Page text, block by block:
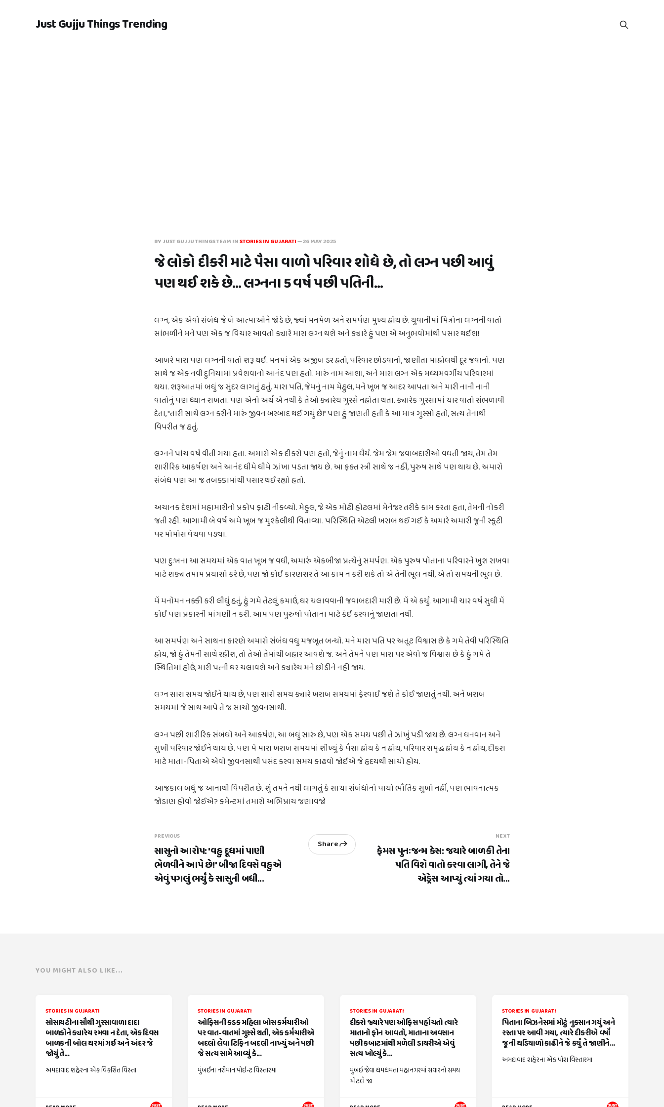
Just Gujju Things Trending
BY JUST GUJJU THINGS TEAM INSTORIES IN GUJARATI—26 MAY 2025
જે લોકો દીકરી માટે પૈસા વાળો પરિવાર શોધે છે, તો લગ્ન પછી આવું
પણ થઈ શકે છે... લગ્નના 5 વર્ષ પછી પતિની...
લગ્ન, એક એવો સંબંધ જે બે આત્માઓને જોડે છે, જ્યાં મનમેળ અને સમર્પણ મુખ્ય હોય છે. યુવાનીમાં મિત્રોના લગ્નની વાતો
સાંભળીને મને પણ એક જ વિચાર આવતો ક્યારે મારા લગ્ન થશે અને ક્યારે હું પણ એ અનુભવોમાંથી પસાર થઈશ!
આખરે મારા પણ લગ્નની વાતો શરૂ થઈ. મનમાં એક અજીબ ડર હતો, પરિવાર છોડવાનો, જાણીતા માહોલથી દૂર જવાનો. પણ
સાથે જ એક નવી દુનિયામાં પ્રવેશવાનો આનંદ પણ હતો. મારું નામ આશા, અને મારા લગ્ન એક મધ્યમવર્ગીય પરિવારમાં
થયા. શરૂઆતમાં બધું જ સુંદર લાગતું હતું. મારા પતિ, જેમનું નામ મેહુલ, મને ખૂબ જ આદર આપતા અને મારી નાની નાની
વાતોનું પણ ધ્યાન રાખતા. પણ એનો અર્થ એ નથી કે તેઓ ક્યારેય ગુસ્સે નહોતા થતા. ક્યારેક ગુસ્સામાં ચાર વાતો સંભળાવી
દેતા, "તારી સાથે લગ્ન કરીને મારું જીવન બરબાદ થઈ ગયું છે!" પણ હું જાણતી હતી કે આ માત્ર ગુસ્સો હતો, સત્ય તેનાથી
વિપરીત જ હતું.
લગ્નને પાંચ વર્ષ વીતી ગયા હતા. અમારો એક દીકરો પણ હતો, જેનું નામ ધૈર્ય. જેમ જેમ જવાબદારીઓ વધતી જાય, તેમ તેમ
શારીરિક આકર્ષણ અને આનંદ ધીમે ધીમે ઝાંખા પડતા જાય છે. આ ફક્ત સ્ત્રી સાથે જ નહીં, પુરુષ સાથે પણ થાય છે. અમારો
સંબંધ પણ આ જ તબક્કામાંથી પસાર થઈ રહ્યો હતો.
અચાનક દેશમાં મહામારીનો પ્રકોપ ફાટી નીકળ્યો. મેહુલ, જે એક મોટી હોટલમાં મેનેજર તરીકે કામ કરતા હતા, તેમની નોકરી
જતી રહી. આગામી બે વર્ષ અમે ખૂબ જ મુશ્કેલીથી વિતાવ્યા. પરિસ્થિતિ એટલી ખરાબ થઈ ગઈ કે અમારે અમારી જૂની સ્કૂટી
પર મોમોસ વેચવા પડ્યા.
પણ દુઃખના આ સમયમાં એક વાત ખૂબ જ વધી, અમારું એકબીજા પ્રત્યેનું સમર્પણ. એક પુરુષ પોતાના પરિવારને ખુશ રાખવા
માટે શક્ય તમામ પ્રયાસો કરે છે, પણ જો કોઈ કારણસર તે આ કામ ન કરી શકે તો એ તેની ભૂલ નથી, એ તો સમયની ભૂલ છે.
મેં મનોમન નક્કી કરી લીધું હતું, હું ગમે તેટલું કમાઉં, ઘર ચલાવવાની જવાબદારી મારી છે. મેં એ કર્યું. આગામી ચાર વર્ષ સુધી મેં
કોઈ પણ પ્રકારની માંગણી ન કરી. આમ પણ પુરુષો પોતાના માટે કંઈ કરવાનું જાણતા નથી.
આ સમર્પણ અને સાથના કારણે અમારો સંબંધ વધુ મજબૂત બન્યો. મને મારા પતિ પર અતૂટ વિશ્વાસ છે કે ગમે તેવી પરિસ્થિતિ
હોય, જો હું તેમની સાથે રહીશ, તો તેઓ તેમાંથી બહાર આવશે જ. અને તેમને પણ મારા પર એવો જ વિશ્વાસ છે કે હું ગમે તે
સ્થિતિમાં હોઉં, મારી પત્ની ઘર ચલાવશે અને ક્યારેય મને છોડીને નહીં જાય.
લગ્ન સારા સમય જોઈને થાય છે, પણ સારો સમય ક્યારે ખરાબ સમયમાં ફેરવાઈ જશે તે કોઈ જાણતું નથી. અને ખરાબ
સમયમાં જે સાથ આપે તે જ સાચો જીવનસાથી.
લગ્ન પછી શારીરિક સંબંધો અને આકર્ષણ, આ બધું સારું છે, પણ એક સમય પછી તે ઝાંખું પડી જાય છે. લગ્ન ધનવાન અને
સુખી પરિવાર જોઈને થાય છે. પણ મેં મારા ખરાબ સમયમાં શીખ્યું કે પૈસા હોય કે ન હોય, પરિવાર સમૃદ્ધ હોય કે ન હોય, દીકરા
માટે માતા-પિતાએ એવો જીવનસાથી પસંદ કરવા સમય કાઢવો જોઈએ જે હૃદયથી સાચો હોય.
આજકાલ બધું જ આનાથી વિપરીત છે. શું તમને નથી લાગતું કે સાચા સંબંધોનો પાયો ભૌતિક સુખો નહીં, પણ ભાવનાત્મક
જોડાણ હોવો જોઈએ? કમેન્ટમાં તમારો અભિપ્રાય જણાવજો
PREVIOUS
સાસુનો આરોપ: 'વહુ દૂધમાં પાણી
ભેળવીને આપે છે!' બીજા દિવસે વહુએ
એવું પગલું ભર્યું કે સાસુની બધી...
Share
NEXT
ફેમસ પુનઃજન્મ કેસ: જયારે બાળકી તેના
પતિ વિશે વાતો કરવા લાગી, તેને જે
એડ્રેસ આપ્યું ત્યાં ગયા તો...
YOU MIGHT ALSO LIKE...
STORIES IN GUJARATI
સોસાયટીના સૌથી ગુસ્સાવાળા દાદા
બાળકોને ક્યારેય રમવા ન દેતા, એક દિવસ
બાળકની બોલ ઘરમાં ગઈ અને અંદર જે
જોયું તે...
અમદાવાદ શહેરના એક વિકસિત વિસ્તા
STORIES IN GUJARATI
ઓફિસની કડક મહિલા બોસ કર્મચારીઓ
પર વાત-વાતમાં ગુસ્સે થતી, એક કર્મચારીએ
બદલો લેવા ટિફિન બદલી નાખ્યું અને પછી
જે સત્ય સામે આવ્યું કે...
મુંબઈના નરીમાન પોઇન્ટ વિસ્તારમા
STORIES IN GUJARATI
દીકરો જ્યારે પણ ઓફિસ પહોંચતો ત્યારે
માતાનો ફોન આવતો, માતાના અવસાન
પછી કબાટમાંથી મળેલી ડાયરીએ એવું
સત્ય ખોલ્યું કે...
મુંબઈ જેવા ધમધમતા મહાનગરમાં સવારનો સમય
એટલે જા
STORIES IN GUJARATI
પિતાના બિઝનેસમાં મોટું નુકસાન ગયું અને
રસ્તા પર આવી ગયા, ત્યારે દીકરીએ વર્ષો
જૂની ઘડિયાળો કાઢીને જે કર્યું તે જાણીને...
અમદાવાદ શહેરના એક પોશ વિસ્તારમા